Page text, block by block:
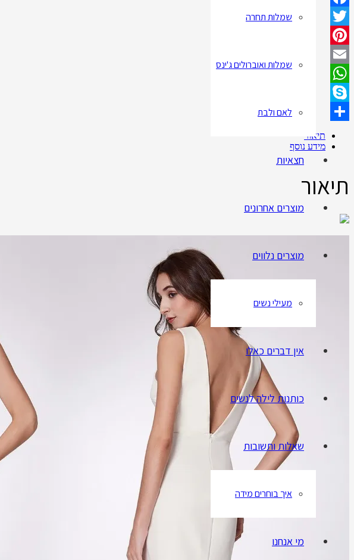
שמלות תחרה
שמלות ואוברולים ג'ינס
לאם ולבת
חצאיות
מוצרים אחרונים
מוצרים נלווים
מעילי נשים
אין דברים כאלו
כותנות לילה לנשים
שאלות ותשובות
איך בוחרים מידה
מי אנחנו
Facebook
Twitter
Pinterest
Email
WhatsApp
Skype
תיאור
מידע נוסף
תיאור